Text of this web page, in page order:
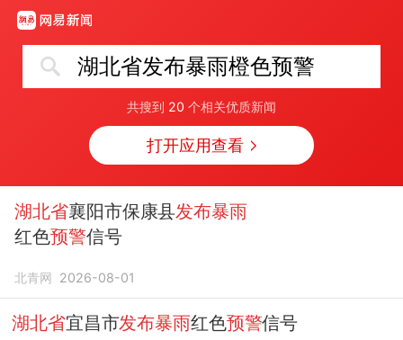
湖北省发布暴雨橙色预警
共搜到 20 个相关优质新闻
打开应用查看
湖北省襄阳市保康县发布暴雨
红色预警信号
北青网 2026-08-01
湖北省宜昌市发布暴雨红色预警信号